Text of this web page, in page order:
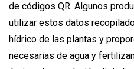
de códigos QR. Algunos
utilizar estos datos
hídrico de las plantas y
necesarias de agua y